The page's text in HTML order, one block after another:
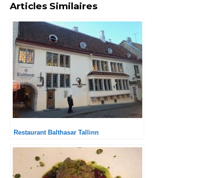
Articles Similaires
Restaurant Balthasar Tallinn